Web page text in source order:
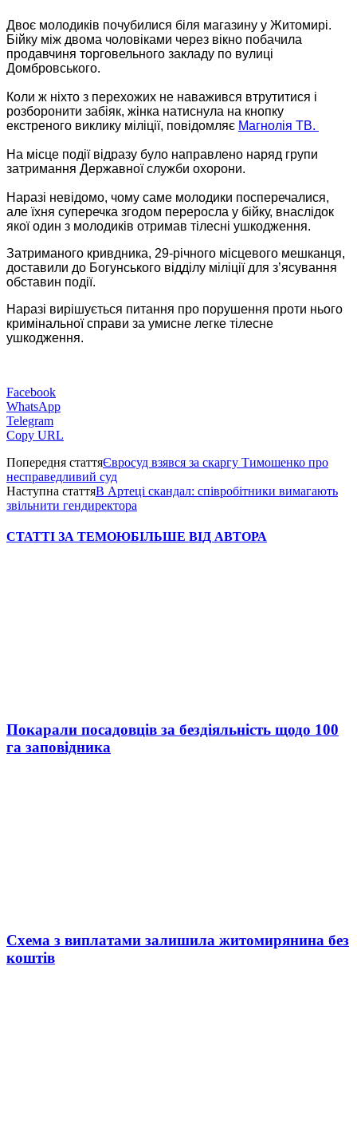
Двоє молодиків почубилися біля магазину у Житомирі.
Бійку між двома чоловіками через вікно побачила
продавчиня торговельного закладу по вулиці
Домбровського.
Коли ж ніхто з перехожих не наважився втрутитися і
розборонити забіяк, жінка натиснула на кнопку
екстреного виклику міліції, повідомляє Магнолія ТВ.
На місце події відразу було направлено наряд групи
затримання Державної служби охорони.
Наразі невідомо, чому саме молодики посперечалися,
але їхня суперечка згодом переросла у бійку, внаслідок
якої один з молодиків отримав тілесні ушкодження.
Затриманого кривдника, 29-річного місцевого мешканця,
доставили до Богунського відділу міліції для з’ясування
обставин події.
Наразі вирішується питання про порушення проти нього
кримінальної справи за умисне легке тілесне
ушкодження.
Facebook
WhatsApp
Telegram
Copy URL
Попередня статтяЄвросуд взявся за скаргу Тимошенко про
несправедливий суд
Наступна статтяВ Артеці скандал: співробітники вимагають
звільнити гендиректора
СТАТТІ ЗА ТЕМОЮБІЛЬШЕ ВІД АВТОРА
Покарали посадовців за бездіяльність щодо 100
га заповідника
Схема з виплатами залишила житомирянина без
коштів